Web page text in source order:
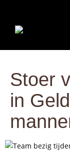
Stoer
in